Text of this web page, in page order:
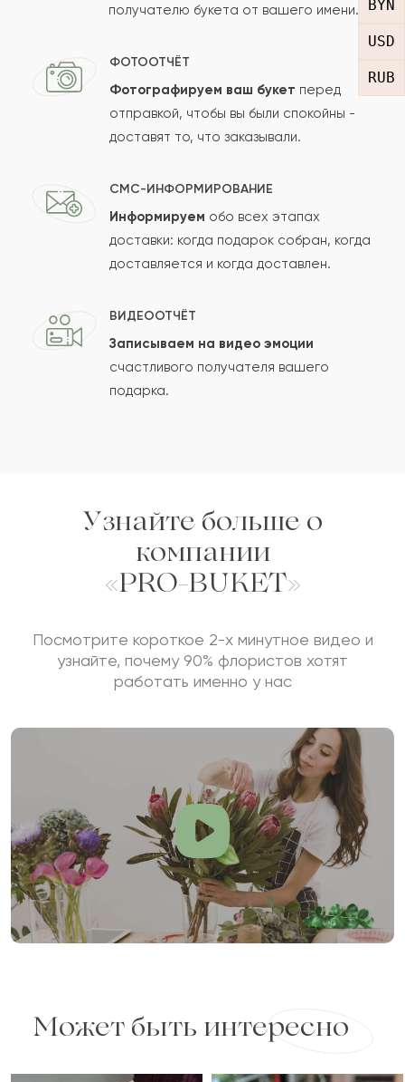
BYN
USD
RUB
Отзыв
Сколько будет
Отзыв будет опубликован после проверки.
Проверяем на спам.
получателю букета от вашего имени.
ФОТООТЧЁТ
Фотографируем ваш букет перед
отправкой, чтобы вы были спокойны -
доставят то, что заказывали.
СМС-ИНФОРМИРОВАНИЕ
Информируем обо всех этапах
доставки: когда подарок собран, когда
доставляется и когда доставлен.
ВИДЕООТЧЁТ
Записываем на видео эмоции
счастливого получателя вашего
подарка.
Узнайте больше о
компании
«PRO-BUKET»
Посмотрите короткое 2-х минутное видео и
узнайте, почему 90% флористов хотят
работать именно у нас
Может быть интересно